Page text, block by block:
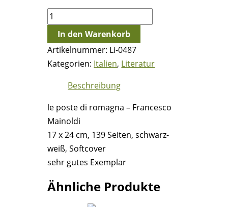
le
poste
di
romagna
-
Francesco
Menge
In den Warenkorb
Artikelnummer: Li-0487
Kategorien: Italien, Literatur
Beschreibung
le poste di romagna – Francesco
Mainoldi
17 x 24 cm, 139 Seiten, schwarz-
weiß, Softcover
sehr gutes Exemplar
Ähnliche Produkte